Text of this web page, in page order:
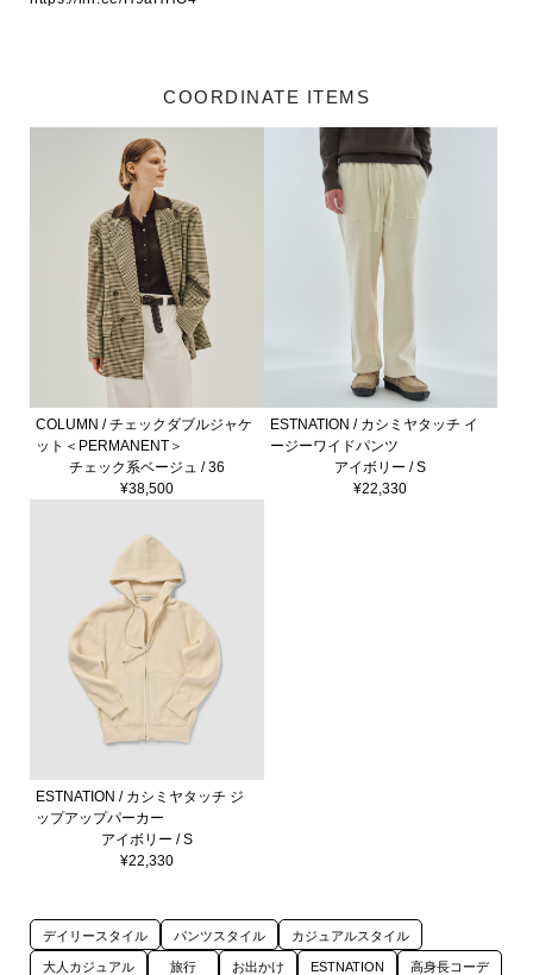
COORDINATE ITEMS
COLUMN / チェックダブルジャケ
ット＜PERMANENT＞
チェック系ベージュ / 36
¥38,500
ESTNATION / カシミヤタッチ イ
ージーワイドパンツ
アイボリー / S
¥22,330
ESTNATION / カシミヤタッチ ジ
ップアップパーカー
アイボリー / S
¥22,330
デイリースタイル パンツスタイル カジュアルスタイル
大人カジュアル 旅行 お出かけ ESTNATION 高身長コーデ